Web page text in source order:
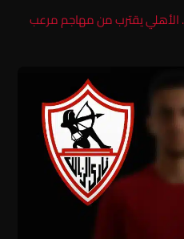
الأهلي يقترب من مهاجم مرعب